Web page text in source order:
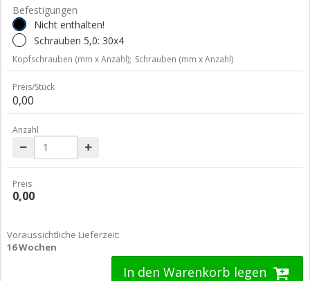
Befestigungen
Nicht enthalten!
Schrauben 5,0: 30x4
Kopfschrauben (mm x Anzahl); Schrauben (mm x Anzahl)
Preis/Stück
0,00
Anzahl
Preis
0,00
Voraussichtliche Lieferzeit:
16 Wochen
In den Warenkorb legen